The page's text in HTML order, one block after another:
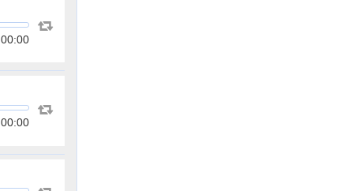
00:00
00:00